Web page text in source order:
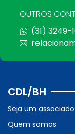
OUTROS
(31) 3249-
CDL/BH
Seja um associado
Quem somos